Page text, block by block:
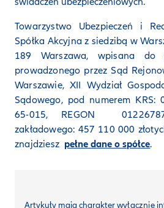
Towarzystwo Ubezpieczeń i
Spółka Akcyjna z siedzibą w
189 Warszawa, wpisana do
prowadzonego przez Sąd
Warszawie, XII Wydział
Sądowego, pod numerem KRS:
65-015, REGON
zakładowego: 457 110 000
znajdziesz pełne dane o spółce.
Artykuły mają charakterwyłącznie